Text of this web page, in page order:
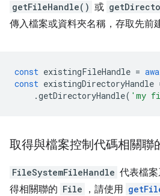
getFileHandle() 或
傳入檔案或資料夾名稱，存取先前
const existingFileHandle =
const existingDirectoryHandle
.getDirectoryHandle( 'my
取得與檔案控制代碼相關聯
FileSystemFileHandle 代表檔
得相關聯的 File ，請使用